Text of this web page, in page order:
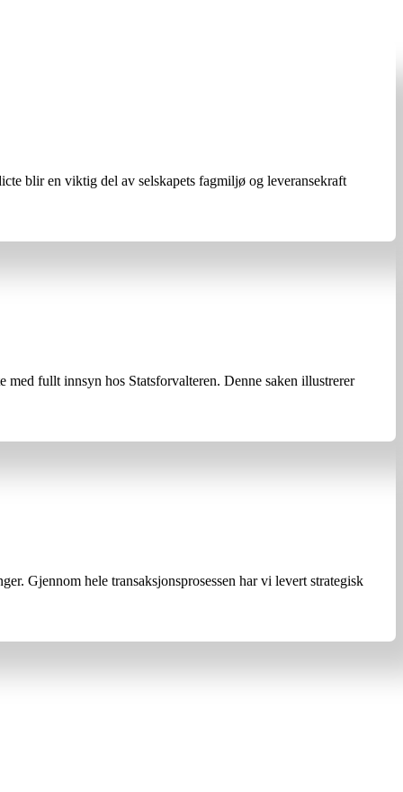
blir en viktig del av selskapets fagmiljø og leveransekraft
fullt innsyn hos Statsforvalteren. Denne saken illustrerer
Gjennom hele transaksjonsprosessen har vi levert strategisk